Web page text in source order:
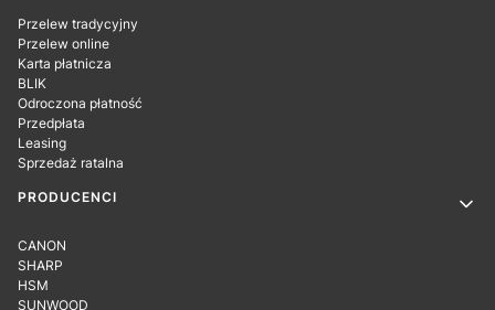
Przelew tradycyjny
Przelew online
Karta płatnicza
BLIK
Odroczona płatność
Przedpłata
Leasing
Sprzedaż ratalna
PRODUCENCI
CANON
SHARP
HSM
SUNWOOD